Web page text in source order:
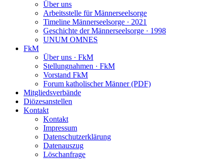
Über uns
Arbeitsstelle für Männerseelsorge
Timeline Männerseelsorge · 2021
Geschichte der Männerseelsorge · 1998
UNUM OMNES
FkM
Über uns · FkM
Stellungnahmen · FkM
Vorstand FkM
Forum katholischer Männer (PDF)
Mitgliedsverbände
Diözesanstellen
Kontakt
Kontakt
Impressum
Datenschutzerklärung
Datenauszug
Löschanfrage